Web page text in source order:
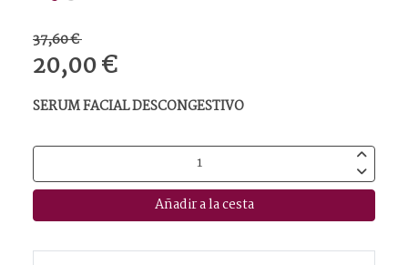
37,60 €
20,00 €
SERUM FACIAL DESCONGESTIVO
Añadir a la cesta